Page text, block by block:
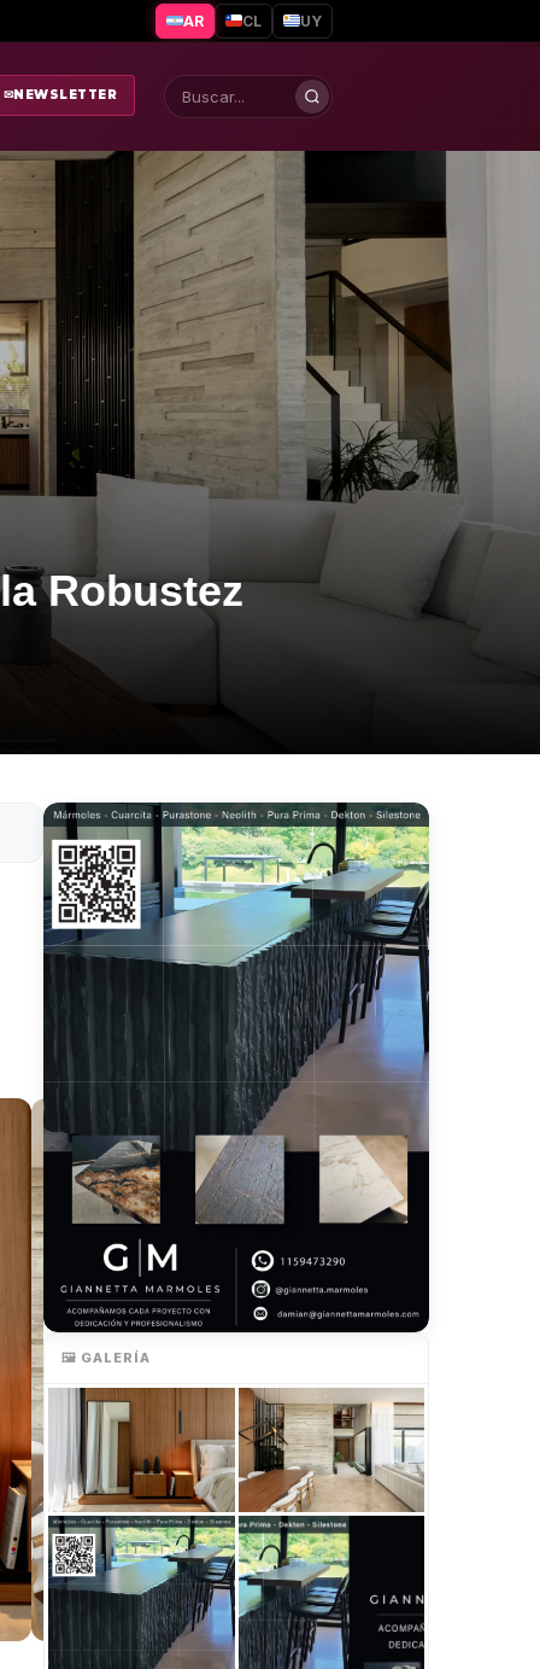
AR CL UY
✉NEWSLETTER
Robustez
🖼️ GALERÍA